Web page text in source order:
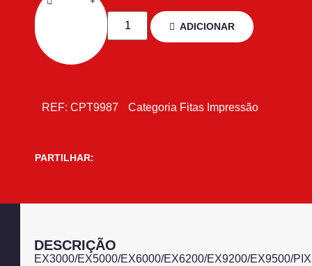
ADICIONAR
REF: CPT9987 Categoria Fitas Impressão
PARTILHAR:
DESCRIÇÃO
EX3000/EX5000/EX6000/EX6200/EX9200/EX9500/